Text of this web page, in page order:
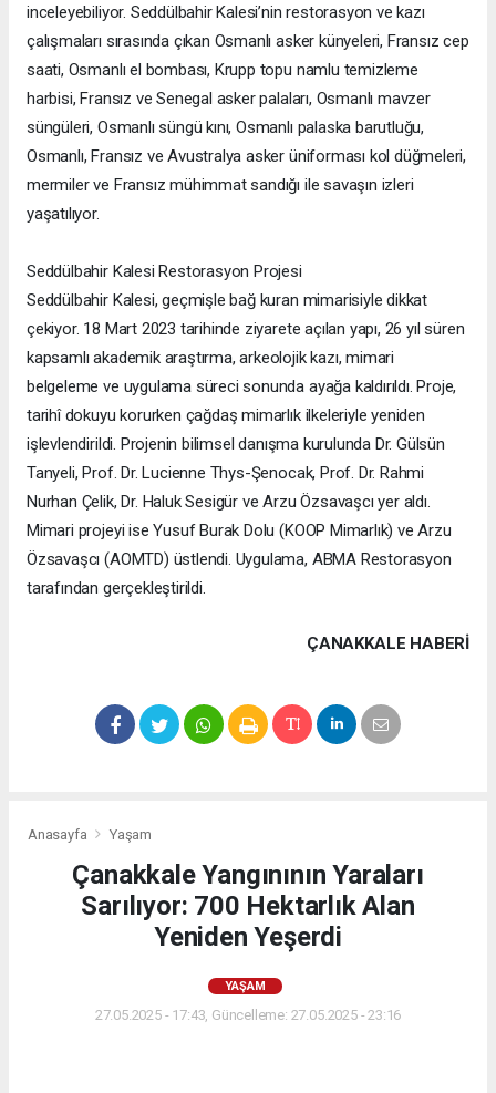
inceleyebiliyor. Seddülbahir Kalesi’nin restorasyon ve kazı
çalışmaları sırasında çıkan Osmanlı asker künyeleri, Fransız cep
saati, Osmanlı el bombası, Krupp topu namlu temizleme
harbisi, Fransız ve Senegal asker palaları, Osmanlı mavzer
süngüleri, Osmanlı süngü kını, Osmanlı palaska barutluğu,
Osmanlı, Fransız ve Avustralya asker üniforması kol düğmeleri,
mermiler ve Fransız mühimmat sandığı ile savaşın izleri
yaşatılıyor.
Seddülbahir Kalesi Restorasyon Projesi
Seddülbahir Kalesi, geçmişle bağ kuran mimarisiyle dikkat
çekiyor. 18 Mart 2023 tarihinde ziyarete açılan yapı, 26 yıl süren
kapsamlı akademik araştırma, arkeolojik kazı, mimari
belgeleme ve uygulama süreci sonunda ayağa kaldırıldı. Proje,
tarihî dokuyu korurken çağdaş mimarlık ilkeleriyle yeniden
işlevlendirildi. Projenin bilimsel danışma kurulunda Dr. Gülsün
Tanyeli, Prof. Dr. Lucienne Thys-Şenocak, Prof. Dr. Rahmi
Nurhan Çelik, Dr. Haluk Sesigür ve Arzu Özsavaşcı yer aldı.
Mimari projeyi ise Yusuf Burak Dolu (KOOP Mimarlık) ve Arzu
Özsavaşcı (AOMTD) üstlendi. Uygulama, ABMA Restorasyon
tarafından gerçekleştirildi.
ÇANAKKALE HABERİ
Anasayfa Yaşam
Çanakkale Yangınının Yaraları
Sarılıyor: 700 Hektarlık Alan
Yeniden Yeşerdi
YAŞAM
27.05.2025 - 17:43, Güncelleme: 27.05.2025 - 23:16